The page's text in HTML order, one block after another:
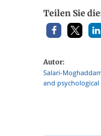
Teilen Sie
Autor:
Salari-
and